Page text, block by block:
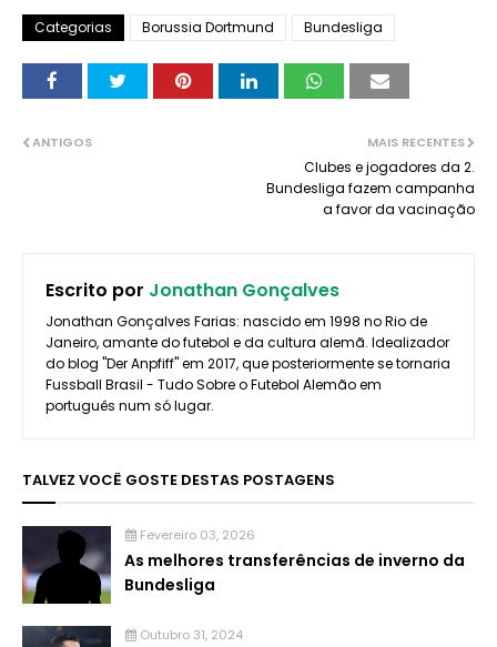
Categorias Borussia Dortmund Bundesliga
MAIS RECENTES
Clubes e jogadores da 2.
Bundesliga fazem campanha
a favor da vacinação
ANTIGOS
Escrito por Jonathan Gonçalves
Jonathan Gonçalves Farias: nascido em 1998 no Rio de
Janeiro, amante do futebol e da cultura alemã. Idealizador
do blog "Der Anpfiff" em 2017, que posteriormente se tornaria
Fussball Brasil - Tudo Sobre o Futebol Alemão em
português num só lugar.
TALVEZ VOCÊ GOSTE DESTAS POSTAGENS
Fevereiro 03, 2026
As melhores transferências de inverno da
Bundesliga
Outubro 31, 2024